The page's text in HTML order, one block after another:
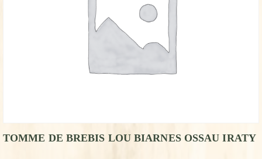
TOMME DE BREBIS LOU BIARNES OSSAU IRATY